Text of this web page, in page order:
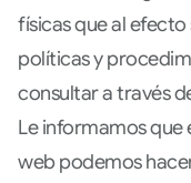
físicas que al
políticas y
consultar a través
Le informamos que
web podemos